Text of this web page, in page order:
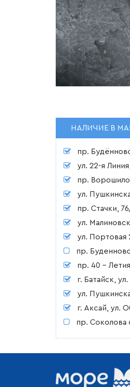
НАЛИЧИЕ В
пр.
ул. 22-я
пр.
ул.
пр. Стачки,
ул.
ул. Портовая
пр.
пр. 40 -
г. Батайск,
ул.
г. Аксай, ул.
пр. Соколова